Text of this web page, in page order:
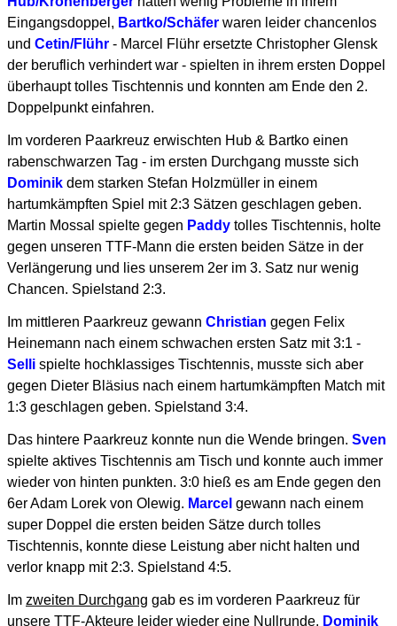
Eingangsdoppel, Bartko/Schäfer waren leider chancenlos
und Cetin/Flühr - Marcel Flühr ersetzte Christopher Glensk
der beruflich verhindert war - spielten in ihrem ersten Doppel
überhaupt tolles Tischtennis und konnten am Ende den 2.
Doppelpunkt einfahren.
Im vorderen Paarkreuz erwischten Hub & Bartko einen
rabenschwarzen Tag - im ersten Durchgang musste sich
Dominik dem starken Stefan Holzmüller in einem
hartumkämpften Spiel mit 2:3 Sätzen geschlagen geben.
Martin Mossal spielte gegen Paddy tolles Tischtennis, holte
gegen unseren TTF-Mann die ersten beiden Sätze in der
Verlängerung und lies unserem 2er im 3. Satz nur wenig
Chancen. Spielstand 2:3.
Im mittleren Paarkreuz gewann Christian gegen Felix
Heinemann nach einem schwachen ersten Satz mit 3:1 -
Selli spielte hochklassiges Tischtennis, musste sich aber
gegen Dieter Bläsius nach einem hartumkämpften Match mit
1:3 geschlagen geben. Spielstand 3:4.
Das hintere Paarkreuz konnte nun die Wende bringen. Sven
spielte aktives Tischtennis am Tisch und konnte auch immer
wieder von hinten punkten. 3:0 hieß es am Ende gegen den
6er Adam Lorek von Olewig. Marcel gewann nach einem
super Doppel die ersten beiden Sätze durch tolles
Tischtennis, konnte diese Leistung aber nicht halten und
verlor knapp mit 2:3. Spielstand 4:5.
Im zweiten Durchgang gab es im vorderen Paarkreuz für
unsere TTF-Akteure leider wieder eine Nullrunde. Dominik